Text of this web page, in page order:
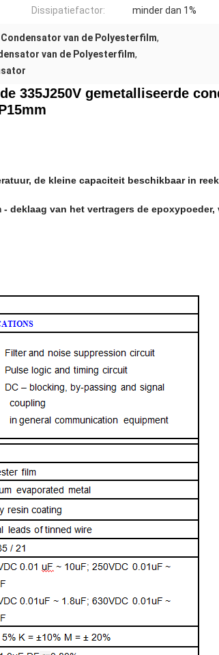
Dissipatiefactor: minder dan 1%
van de Polyesterfilm,
van de Polyesterfilm,
de 335J250V gemetalliseerde
de kleine capaciteit beschikbaar in
deklaag van het vertragers de